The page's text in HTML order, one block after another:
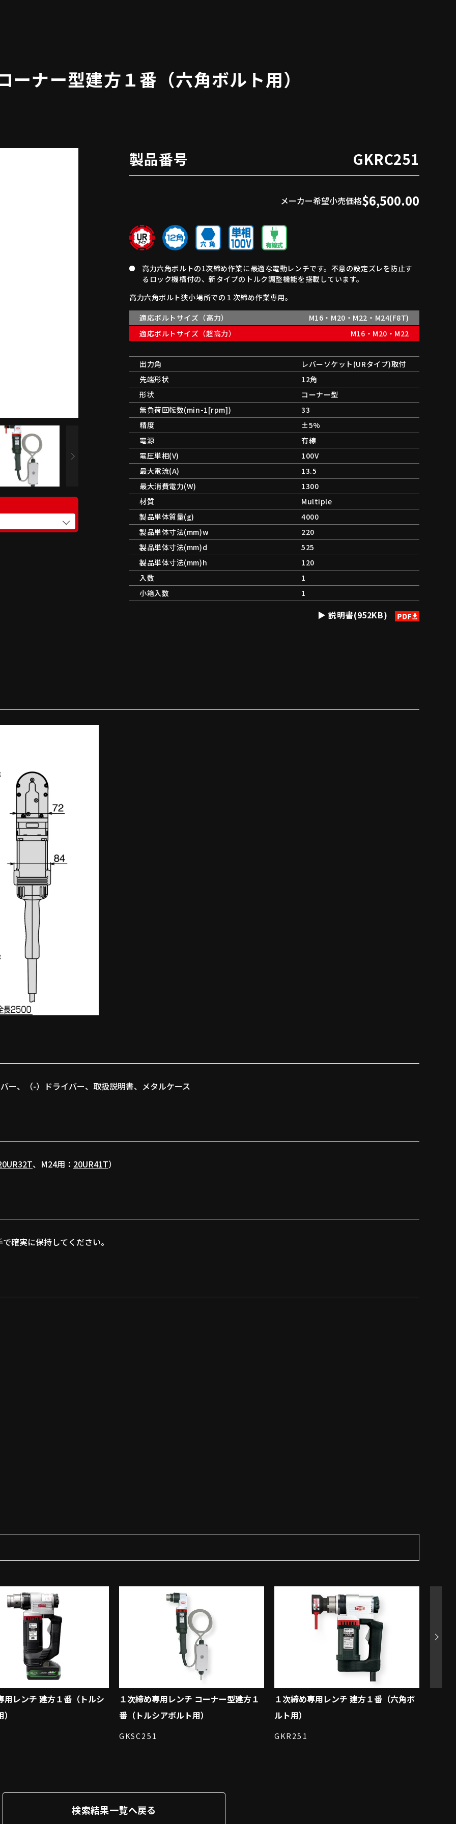
ーナー型建方１番（六角ボルト用）
製品番号 GKRC251
メーカー希望小売価格$6,500.00
高力六角ボルトの1次締め作業に最適な電動レンチです。不意の設定ズレを防止す
るロック機構付の、新タイプのトルク調整機能を搭載しています。
高力六角ボルト狭小場所での１次締め作業専用。
適応ボルトサイズ（高力）
M16・M20・M22・M24(F8T)
適応ボルトサイズ（超高力）
M16・M20・M22
出力角
レバーソケット(URタイプ)取付
先端形状
12角
形状
コーナー型
無負荷回転数(min-1[rpm])
33
精度
±5%
電源
有線
電圧単相(V)
100V
最大電流(A)
13.5
最大消費電力(W)
1300
材質
Multiple
製品単体質量(g)
4000
製品単体寸法(mm)w
220
製品単体寸法(mm)d
525
製品単体寸法(mm)h
120
入数
1
小箱入数
1
説明書(952KB)
ー、（-）ドライバー、取扱説明書、メタルケース
、M24用： 20UR41T）
確実に保持してください。
用レンチ 建方１番（トルシ
１次締め専用レンチ コーナー型建方１
番（トルシアボルト用）
GKSC251
１次締め専用レンチ 建方１番（六角ボ
ルト用）
GKR251
検索結果一覧へ戻る